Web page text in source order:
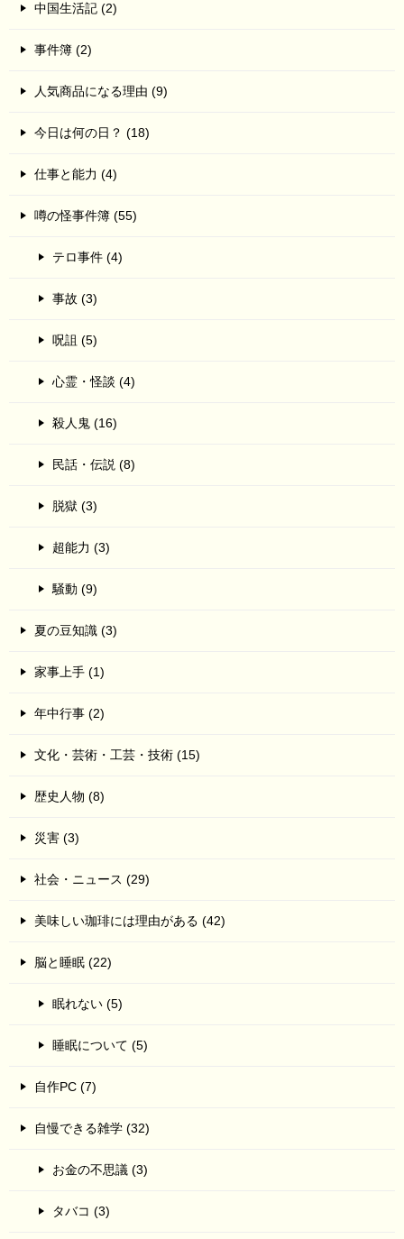
中国生活記 (2)
事件簿 (2)
人気商品になる理由 (9)
今日は何の日？ (18)
仕事と能力 (4)
噂の怪事件簿 (55)
テロ事件 (4)
事故 (3)
呪詛 (5)
心霊・怪談 (4)
殺人鬼 (16)
民話・伝説 (8)
脱獄 (3)
超能力 (3)
騒動 (9)
夏の豆知識 (3)
家事上手 (1)
年中行事 (2)
文化・芸術・工芸・技術 (15)
歴史人物 (8)
災害 (3)
社会・ニュース (29)
美味しい珈琲には理由がある (42)
脳と睡眠 (22)
眠れない (5)
睡眠について (5)
自作PC (7)
自慢できる雑学 (32)
お金の不思議 (3)
タバコ (3)